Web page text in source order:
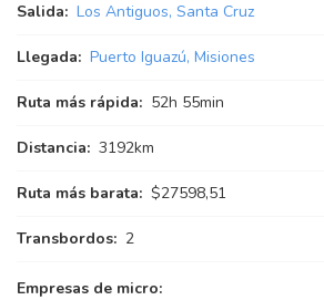
Salida: Los Antiguos, Santa Cruz
Llegada: Puerto Iguazú, Misiones
Ruta más rápida: 52h 55min
Distancia: 3192km
Ruta más barata: $27598,51
Transbordos: 2
Empresas de micro: